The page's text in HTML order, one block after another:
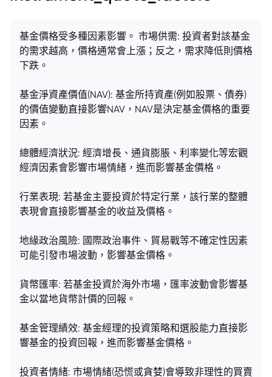
基金價格受多種因素影響。 市場供需: 投資者對該基金
的需求越高，價格通常會上漲；反之，需求降低則價格
下跌。
基金淨資產價值(NAV): 基金所持資產(例如股票、債券)
的價值變動直接影響NAV，NAV是決定基金價格的重要
因素。
總體經濟狀況: 經濟增長、通貨膨脹、利率變化等宏觀
經濟因素會影響市場情緒，進而影響基金價格。
行業表現: 若基金主要投資於特定行業，該行業的整體
表現會直接影響基金的收益及價格。
地緣政治風險: 國際政治事件、貿易戰等不確定性因素
可能引發市場波動，影響基金價格。
貨幣匯率: 若基金投資於海外市場，匯率波動會影響基
金以當地貨幣計價的回報。
基金管理績效: 基金經理的投資策略和選股能力直接影
響基金的投資回報，進而影響基金價格。
投資者情緒: 市場情緒(恐慌或貪婪)會導致非理性的買賣